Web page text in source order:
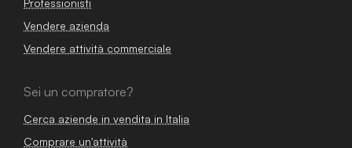
Professionisti
Vendere azienda
Vendere attività commerciale
Sei un compratore?
Cerca aziende in vendita in Italia
Comprare un'attività